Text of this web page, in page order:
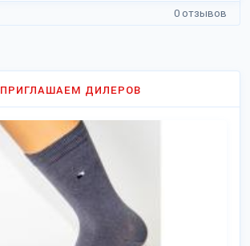
0 отзывов
ПРИГЛАШАЕМ ДИЛЕРОВ